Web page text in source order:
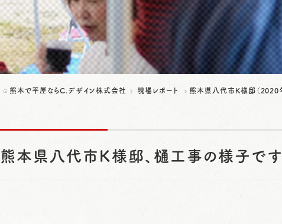
熊本で平屋ならC.デザイン株式会社 現場レポート 熊本県八代市K様邸（2020
熊本県八代市K様邸、樋工事の様子です